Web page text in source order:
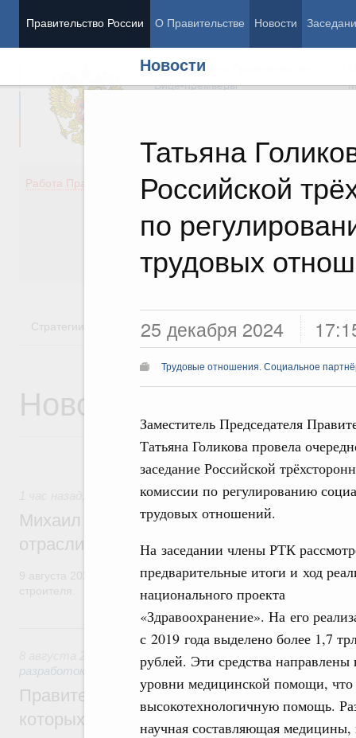
Правительство России О Правительстве Новости
Новости
Татьяна
Российской
по
трудовых
25 декабря 2024
Трудовые отношения. Социальное
Заместитель Председателя
Татьяна Голикова провела
заседание Российской
комиссии по регулированию
трудовых отношений.
На заседании члены РТК
предварительные итоги и ход
национального проекта
«Здравоохранение». На его
с 2019 года выделено более 1,7
рублей. Эти средства
уровни медицинской помощи,
высокотехнологичную помощь.
научная составляющая
Председатель Правительства
Вице-премьеры
Работа Правительства
Демография
Здоровье
Культура
Государство
Стратегии Государственные программы
Новости
Регулирование в сфере строительства
Михаил Мишустин поздравил
отрасли с профессиональным
9 августа 2026 года отмечается профессиональный праздник
Государственная политика в сфере
разработок
Правительство расширило перечень
которых освобождаются от НДФЛ